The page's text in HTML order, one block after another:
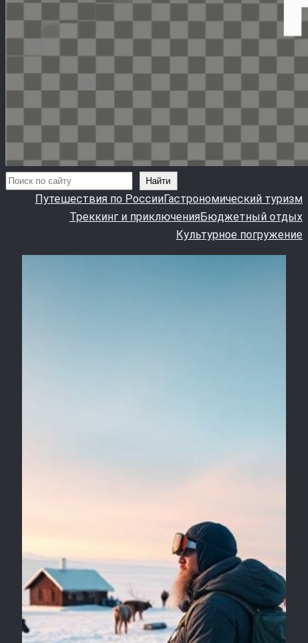
Поиск Найти
Путешествия по РоссииГастрономический туризм
Треккинг и приключенияБюджетный отдых
Культурное погружение